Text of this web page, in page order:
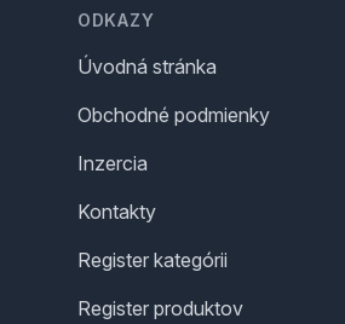
ODKAZY
Úvodná stránka
Obchodné podmienky
Inzercia
Kontakty
Register kategórii
Register produktov